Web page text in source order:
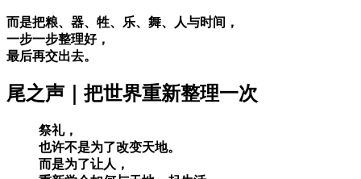
而是把粮、器、牲、乐、舞、人与时间，
一步一步整理好，
最后再交出去。
尾之声｜把世界重新整理一次
祭礼，
也许不是为了改变天地。
而是为了让人，